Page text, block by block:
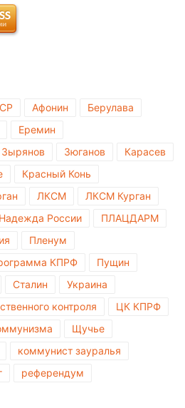
Афонин
Берулава
Еремин
Зырянов Зюганов
Карасев
Красный Конь
ЛКСМ
ЛКСМ Курган
Надежда России
ПЛАЦДАРМ
Пленум
КПРФ
Пущин
Сталин
Украина
контроля
ЦК КПРФ
Щучье
коммунист зауралья
референдум